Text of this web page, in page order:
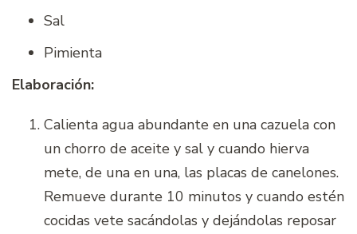
Sal
Pimienta
Elaboración:
Calienta agua abundante en una cazuela con
un chorro de aceite y sal y cuando hierva
mete, de una en una, las placas de canelones.
Remueve durante 10 minutos y cuando estén
cocidas vete sacándolas y dejándolas reposar